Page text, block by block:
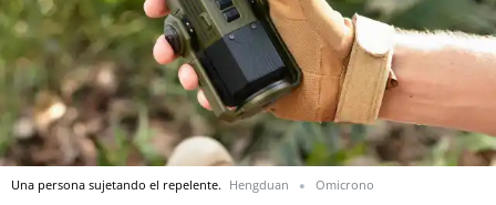
Una persona sujetando el repelente. Hengduan Omicrono